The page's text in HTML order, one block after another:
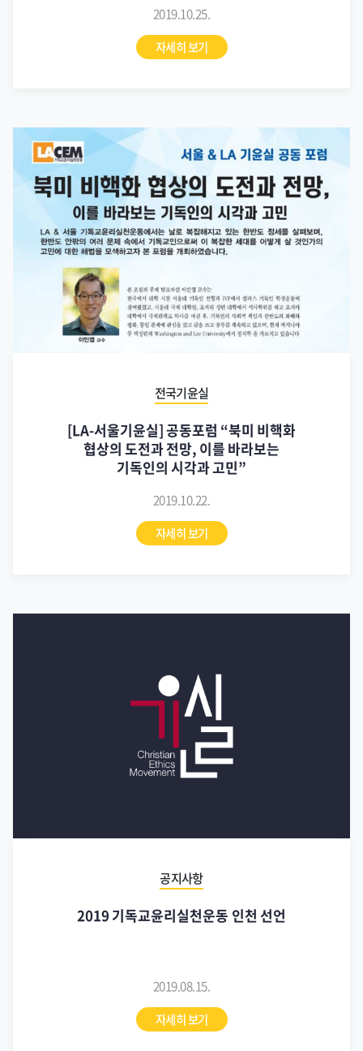
2019.10.25.
자세히 보기
전국기윤실
[LA-서울기윤실] 공동포럼 “북미 비핵화
협상의 도전과 전망, 이를 바라보는
기독인의 시각과 고민”
2019.10.22.
자세히 보기
공지사항
2019 기독교윤리실천운동 인천 선언
2019.08.15.
자세히 보기